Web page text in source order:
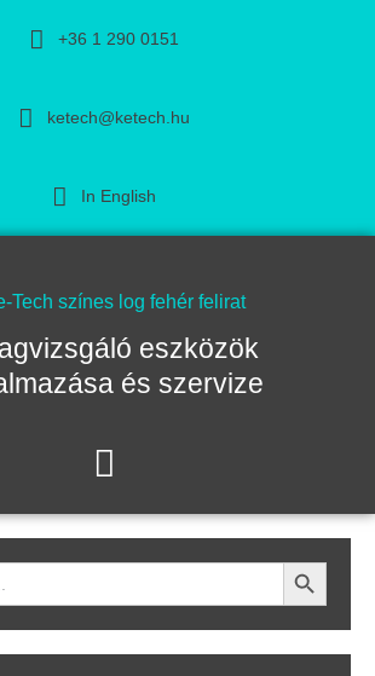
+36 1 290 0151
ketech@ketech.hu
In English
eszközök
és szervize
Search Button